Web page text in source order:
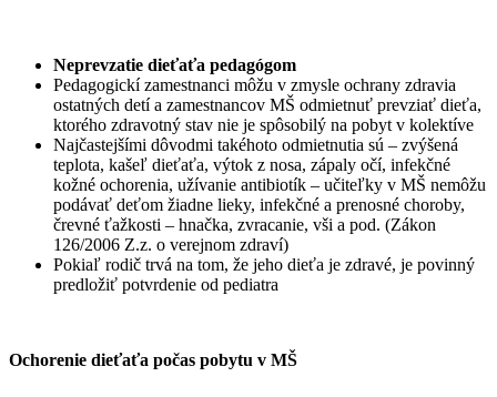
Neprevzatie dieťaťa pedagógom
Pedagogickí zamestnanci môžu v zmysle ochrany zdravia
ostatných detí a zamestnancov MŠ odmietnuť prevziať dieťa,
ktorého zdravotný stav nie je spôsobilý na pobyt v kolektíve
Najčastejšími dôvodmi takéhoto odmietnutia sú – zvýšená
teplota, kašeľ dieťaťa, výtok z nosa, zápaly očí, infekčné
kožné ochorenia, užívanie antibiotík – učiteľky v MŠ nemôžu
podávať deťom žiadne lieky, infekčné a prenosné choroby,
črevné ťažkosti – hnačka, zvracanie, vši a pod. (Zákon
126/2006 Z.z. o verejnom zdraví)
Pokiaľ rodič trvá na tom, že jeho dieťa je zdravé, je povinný
predložiť potvrdenie od pediatra
Ochorenie dieťaťa počas pobytu v MŠ